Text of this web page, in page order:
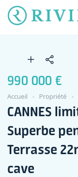
990 000 €
Accueil Propriété
CANNES
Superbe
Terrasse
cave